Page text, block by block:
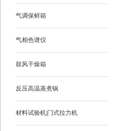
气调保鲜箱
气相色谱仪
鼓风干燥箱
反压高温蒸煮锅
材料试验机|门式拉力机